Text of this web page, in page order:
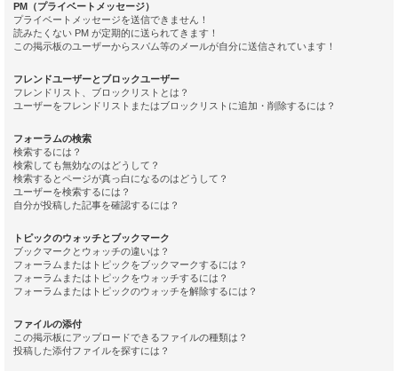
PM（プライベートメッセージ）
プライベートメッセージを送信できません！
読みたくない PM が定期的に送られてきます！
この掲示板のユーザーからスパム等のメールが自分に送信されています！
フレンドユーザーとブロックユーザー
フレンドリスト、ブロックリストとは？
ユーザーをフレンドリストまたはブロックリストに追加・削除するには？
フォーラムの検索
検索するには？
検索しても無効なのはどうして？
検索するとページが真っ白になるのはどうして？
ユーザーを検索するには？
自分が投稿した記事を確認するには？
トピックのウォッチとブックマーク
ブックマークとウォッチの違いは？
フォーラムまたはトピックをブックマークするには？
フォーラムまたはトピックをウォッチするには？
フォーラムまたはトピックのウォッチを解除するには？
ファイルの添付
この掲示板にアップロードできるファイルの種類は？
投稿した添付ファイルを探すには？